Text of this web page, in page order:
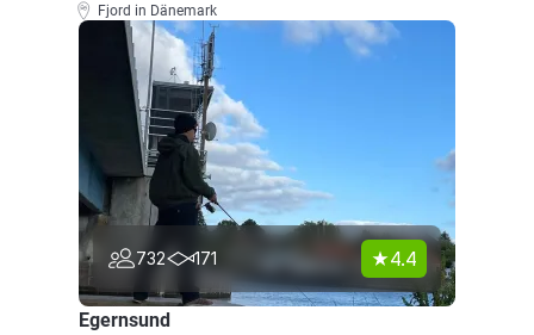
Fjord in Dänemark
732 171 4.4
Egernsund